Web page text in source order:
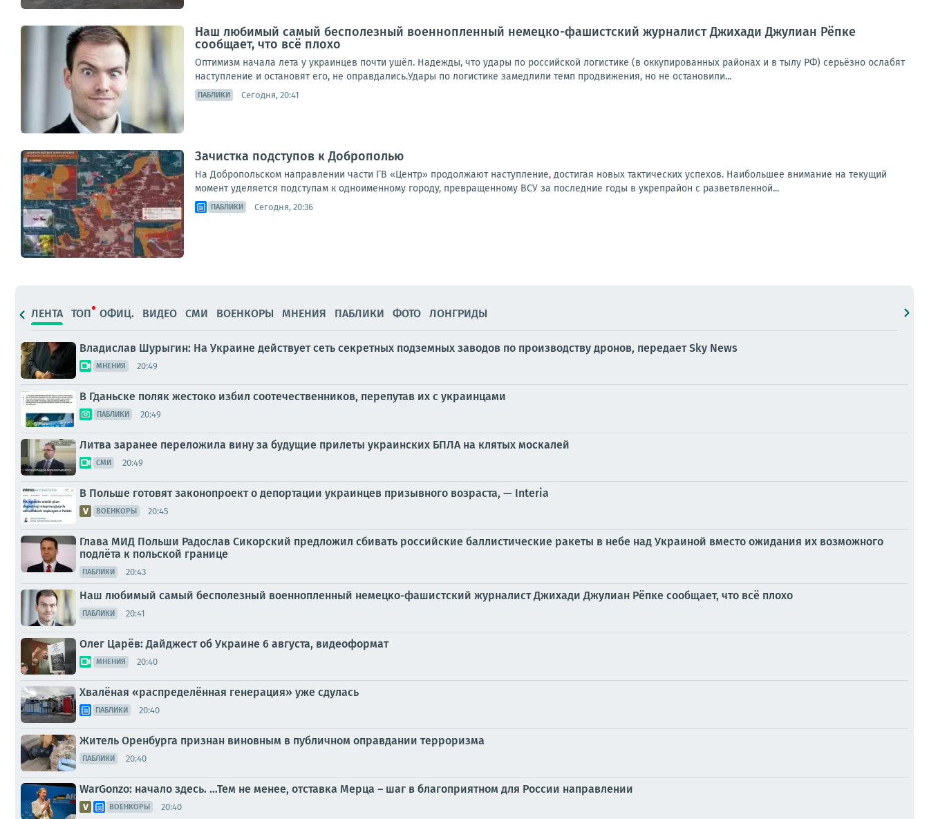
Наш любимый самый бесполезный военнопленный немецко-фашистский журналист Джихади Джулиан Рёпке
сообщает, что всё плохо
Оптимизм начала лета у украинцев почти ушёл. Надежды, что удары по российской логистике (в оккупированных районах и в тылу РФ) серьёзно ослабят
наступление и остановят его, не оправдались.Удары по логистике замедлили темп продвижения, но не остановили...
ПАБЛИКИ Сегодня, 20:41
Зачистка подступов к Доброполью
На Добропольском направлении части ГВ «Центр» продолжают наступление, достигая новых тактических успехов. Наибольшее внимание на текущий
момент уделяется подступам к одноименному городу, превращенному ВСУ за последние годы в укрепрайон с разветвленной...
ПАБЛИКИ Сегодня, 20:36
ЛЕНТА ТОП ОФИЦ. ВИДЕО СМИ ВОЕНКОРЫ МНЕНИЯ ПАБЛИКИ ФОТО ЛОНГРИДЫ
Владислав Шурыгин: На Украине действует сеть секретных подземных заводов по производству дронов, передает Sky News
МНЕНИЯ 20:49
В Гданьске поляк жестоко избил соотечественников, перепутав их с украинцами
ПАБЛИКИ 20:49
Литва заранее переложила вину за будущие прилеты украинских БПЛА на клятых москалей
СМИ 20:49
В Польше готовят законопроект о депортации украинцев призывного возраста, — Interia
ВОЕНКОРЫ 20:45
Глава МИД Польши Радослав Сикорский предложил сбивать российские баллистические ракеты в небе над Украиной вместо ожидания их возможного
подлёта к польской границе
ПАБЛИКИ 20:43
Наш любимый самый бесполезный военнопленный немецко-фашистский журналист Джихади Джулиан Рёпке сообщает, что всё плохо
ПАБЛИКИ 20:41
Олег Царёв: Дайджест об Украине 6 августа, видеоформат
МНЕНИЯ 20:40
Хвалёная «распределённая генерация» уже сдулась
ПАБЛИКИ 20:40
Житель Оренбурга признан виновным в публичном оправдании терроризма
ПАБЛИКИ 20:40
WarGonzo: начало здесь. …Тем не менее, отставка Мерца – шаг в благоприятном для России направлении
ВОЕНКОРЫ 20:40